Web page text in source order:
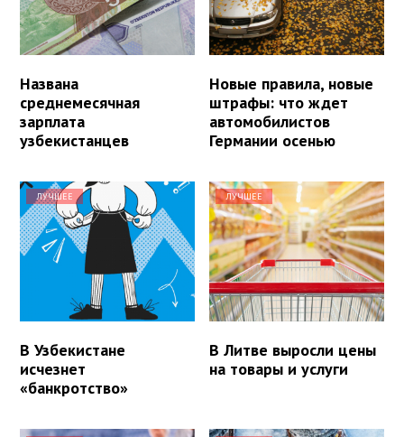
Названа
среднемесячная
зарплата
узбекистанцев
Новые правила, новые
штрафы: что ждет
автомобилистов
Германии осенью
ЛУЧШЕЕ
В Узбекистане
исчезнет
«банкротство»
ЛУЧШЕЕ
В Литве выросли цены
на товары и услуги